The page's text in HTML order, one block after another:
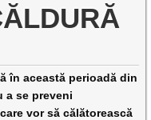
în această perioadă din
a se preveni
vor să călătorească